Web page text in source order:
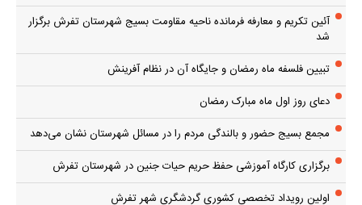
آئین تکریم و معارفه فرمانده ناحیه مقاومت بسیج شهرستان تفرش برگزار
شد
تبیین فلسفه ماه رمضان و جایگاه آن در نظام آفرینش
دعای روز اول ماه مبارک رمضان
مجمع بسیج حضور و بالندگی مردم را در مسائل شهرستان نشان می‌دهد
برگزاری کارگاه آموزشی حفظ حریم حیات جنین در شهرستان تفرش
اولین رویداد تخصصی کشوری گردشگری شهر تفرش